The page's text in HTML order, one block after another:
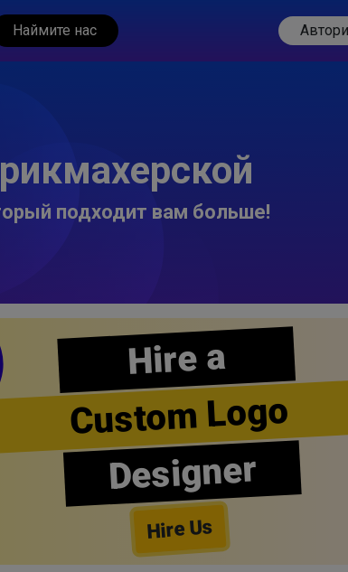
Наймите нас
подходит вам больше!
Hire a
Custom Logo
Designer
Hire Us